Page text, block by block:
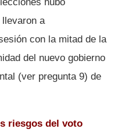
hubo
a
con la mitad de la
del nuevo gobierno
(ver pregunta 9) de
riesgos del voto